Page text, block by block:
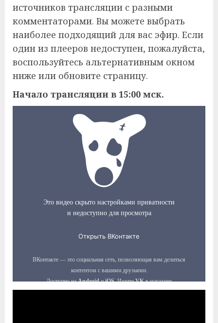
источников трансляции с разными
комментаторами. Вы можете выбрать
наиболее подходящий для вас эфир. Если
один из плееров недоступен, пожалуйста,
воспользуйтесь альтернативным окном
ниже или обновите страницу.
Начало трансляции в 15:00 мск.